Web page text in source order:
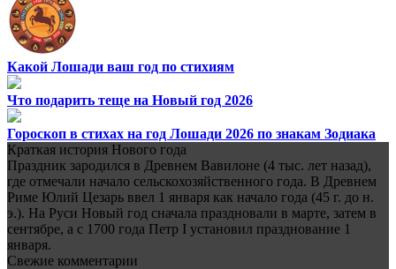
Какой Лошади ваш год по стихиям
Что подарить теще на Новый год 2026
Гороскоп в стихах на год Лошади 2026 по знакам Зодиака
Краткая история Нового года
Праздник зародился в Древнем Вавилоне (4 тыс. лет назад),
где отмечали начало сельскохозяйственного года. В Древнем
Риме Юлий Цезарь ввел 1 января как начало года (45 г. до н.
э.). На Руси Новый год сначала праздновали в марте, затем в
сентябре, а с 1700 года Петр I установил празднование 1
января.
Свежие комментарии